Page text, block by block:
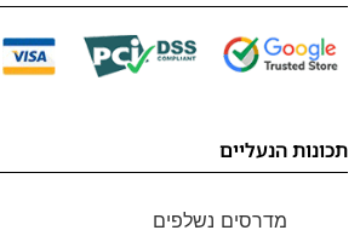
תכונות הנעליים
מדרסים נשלפים